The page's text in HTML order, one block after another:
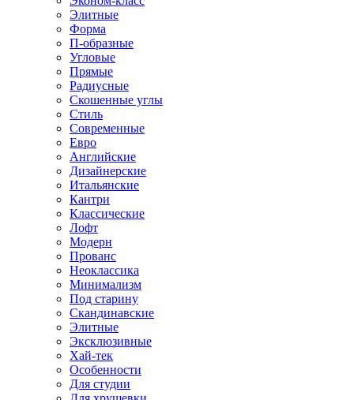
Элитные
Форма
П-образные
Угловые
Прямые
Радиусные
Скошенные углы
Стиль
Современные
Евро
Английские
Дизайнерские
Итальянские
Кантри
Классические
Лофт
Модерн
Прованс
Неоклассика
Минимализм
Под старину
Скандинавские
Элитные
Эксклюзивные
Хай-тек
Особенности
Для студии